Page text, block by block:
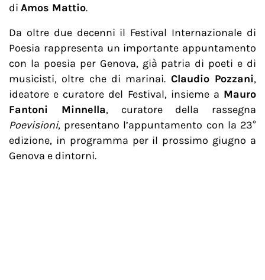
di Amos Mattio.
Da oltre due decenni il Festival Internazionale di
Poesia rappresenta un importante appuntamento
con la poesia per Genova, già patria di poeti e di
musicisti, oltre che di marinai. Claudio Pozzani,
ideatore e curatore del Festival, insieme a Mauro
Fantoni Minnella, curatore della rassegna
Poevisioni, presentano l’appuntamento con la 23°
edizione, in programma per il prossimo giugno a
Genova e dintorni.